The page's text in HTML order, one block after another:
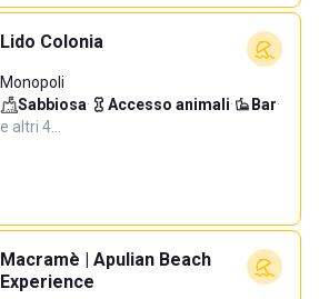
Lido Colonia
Monopoli
Sabbiosa· Accesso animali· Bar·
e altri 4…
Macramè | Apulian Beach
Experience